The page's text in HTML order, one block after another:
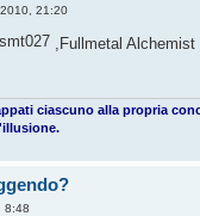
21:20
,Fullmetal
ciascuno alla propria
8:48